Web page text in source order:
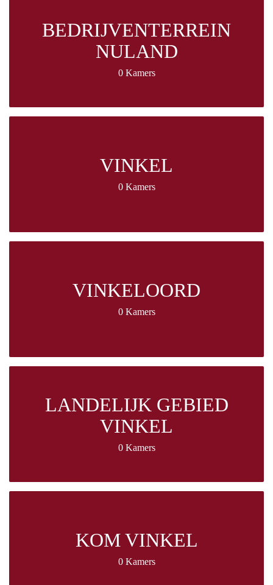
BEDRIJVENTERREIN
NULAND
0 Kamers
VINKEL
0 Kamers
VINKELOORD
0 Kamers
LANDELIJK GEBIED
VINKEL
0 Kamers
KOM VINKEL
0 Kamers